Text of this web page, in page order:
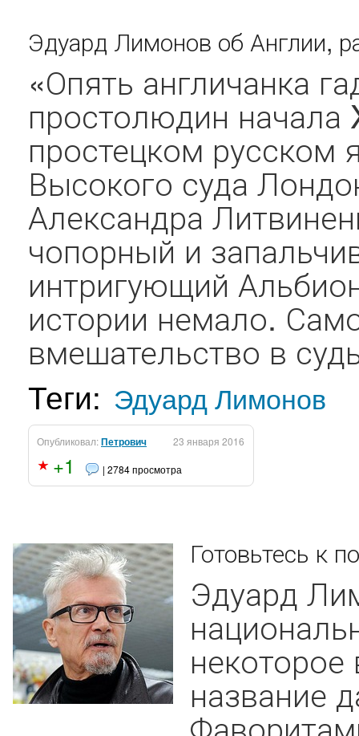
Эдуард Лимонов об Англии,
«Опять англичанка
простолюдин начала
простецком русском
Высокого суда
Александра
чопорный и
интригующий
истории немало.
вмешательство в
Теги: Эдуард Лимонов
Опубликовал:Петрович 23 января 2016
+1 | 2784 просмотра
Готовьтесь к
Эдуард
название